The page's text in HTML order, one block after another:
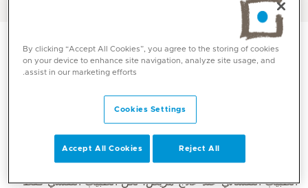
يهتم الطب النفسي بالتشخيص والوقاية والعلاج من الاضطرابات
والتقييم العقلي الأولي، والفحص البدني، والاختبارات النفسية،
وتصوير الأعصاب و / أو الفحوصات العصبية.
وقد يعمل الطبيب النفسي في كثير من الأحيان بالتعاون مع
الطبيب النفساني عند علاج مريض، لكن الطبيب النفسي فقط
By clicking “Accept All Cookies”, you agree to the storing of cookies
on your device to enhance site navigation, analyze site usage, and
assist in our marketing efforts.
Cookies Settings
Reject All
Accept All Cookies